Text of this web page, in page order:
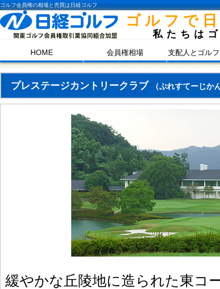
ゴルフ会員権の相場と売買は日経ゴルフ
ゴルフで
私たちは
HOME 会員権相場 支配人とゴル
プレステージカントリークラブ （ぷれすてーじか
緩やかな丘陵地に造られた東コ